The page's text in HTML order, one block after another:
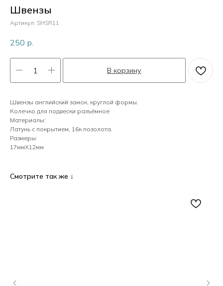
Жемчуг
Швензы
Артикул: SHSR11
250 р.
В корзину
Швензы английский замок, круглой формы.
Колечко для подвески разъёмное
Материалы:
Латунь с покрытием, 16к позолота.
Размеры:
17ммХ12мм
Смотрите так же ↓